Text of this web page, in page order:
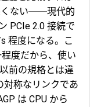
くない──現代的
PCIe 2.0 接続で
程度になる。こ
度だから、使い
前の規格とは違
対称なリンクであ
は CPU から